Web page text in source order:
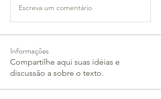
Escreva um comentário
Informações
Compartilhe aqui suas idéias e
discussão a sobre o texto.